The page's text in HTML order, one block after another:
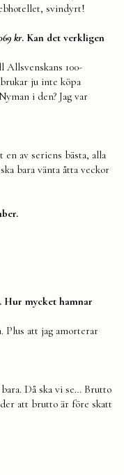
svindyrt!
kr. Kan det verkligen
Allsvenskans 100-
ju inte köpa
i den? Jag var
av seriens bästa, alla
bara vänta åtta veckor
Hur mycket hamnar
Plus att jag amorterar
Då ska vi se… Brutto
att brutto är före skatt